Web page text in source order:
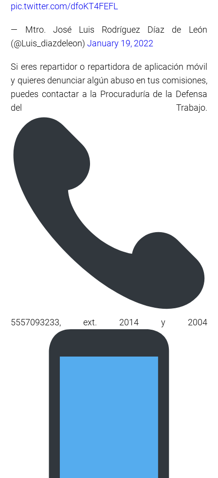
pic.twitter.com/dfoKT4FEFL
— Mtro. José Luis Rodríguez Díaz de León
(@Luis_diazdeleon)January 19, 2022
Si eres repartidor o repartidora de aplicación móvil
y quieres denunciar algún abuso en tus comisiones,
puedes contactar a la Procuraduría de la Defensa
del Trabajo.
5557093233, ext. 2014 y 2004